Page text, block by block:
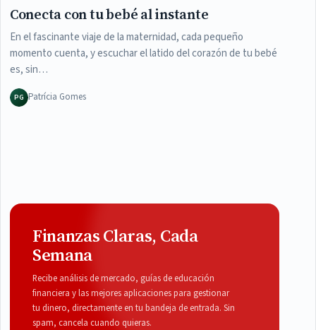
Conecta con tu bebé al instante
En el fascinante viaje de la maternidad, cada pequeño
momento cuenta, y escuchar el latido del corazón de tu bebé
es, sin…
PG Patrícia Gomes
Finanzas Claras, Cada
Semana
Recibe análisis de mercado, guías de educación
financiera y las mejores aplicaciones para gestionar
tu dinero, directamente en tu bandeja de entrada. Sin
spam, cancela cuando quieras.